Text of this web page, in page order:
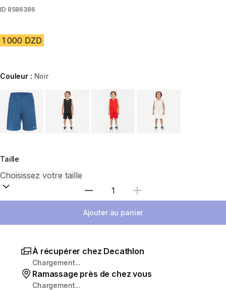
ID 8586386
1 000 DZD
Couleur : Noir
Choose a variant
Taille
Sélectionnez la quantité
Ajouter au panier
À récupérer chez Decathlon
Chargement...
Ramassage près de chez vous
Chargement...